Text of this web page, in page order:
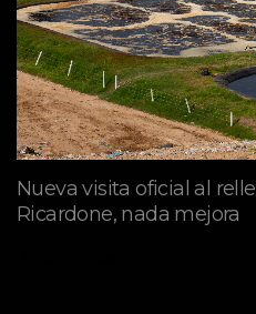
Nueva visita oficial al
Ricardone, nada mejora